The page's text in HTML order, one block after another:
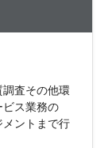
査その他環
ス業務の
ントまで行